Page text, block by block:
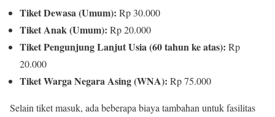
Tiket Dewasa (Umum): Rp 30.000
Tiket Anak (Umum): Rp 20.000
Tiket Pengunjung Lanjut Usia (60 tahun ke atas): Rp
20.000
Tiket Warga Negara Asing (WNA): Rp 75.000
Selain tiket masuk, ada beberapa biaya tambahan untuk fasilitas